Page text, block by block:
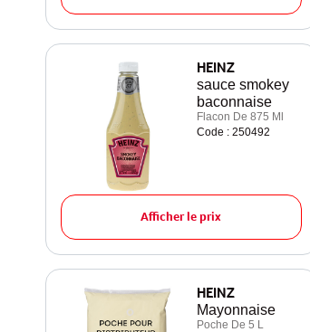
HEINZ
sauce smokey
baconnaise
Flacon De 875 Ml
Code : 250492
Afficher le prix
HEINZ
Mayonnaise
Poche De 5 L